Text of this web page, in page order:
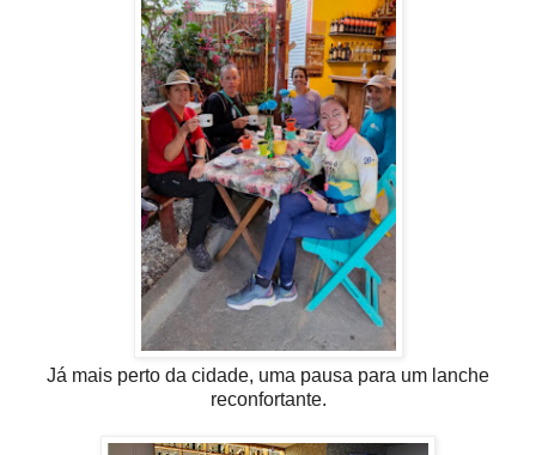
Já mais perto da cidade, uma pausa para um lanche
reconfortante.